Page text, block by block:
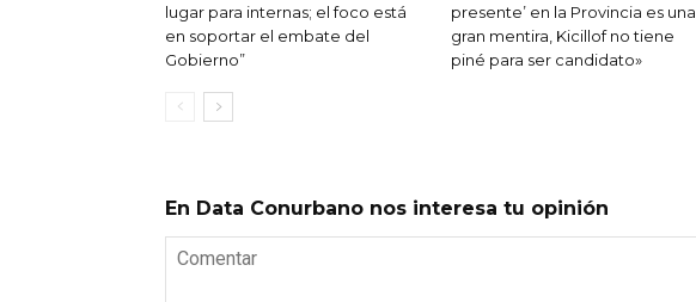
lugar para internas; el foco está
en soportar el embate del
Gobierno”
presente’ en la Provincia es una
gran mentira, Kicillof no tiene
piné para ser candidato»
En Data Conurbano nos interesa tu opinión